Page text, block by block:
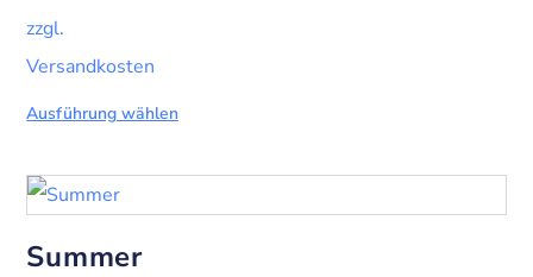
zzgl.
Versandkosten
Ausführung wählen
Summer